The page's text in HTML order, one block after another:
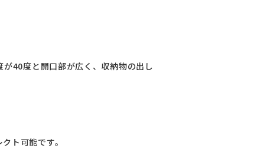
40度と開口部が広く、収納物の出し
ト可能です。